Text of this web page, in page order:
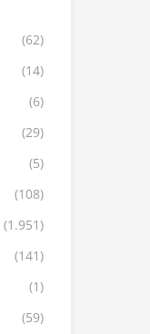
(62)
(14)
(6)
(29)
(5)
(108)
(1.951)
(141)
(1)
(59)